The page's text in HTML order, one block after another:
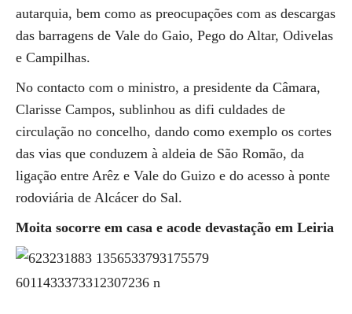
autarquia, bem como as preocupações com as descargas
das barragens de Vale do Gaio, Pego do Altar, Odivelas
e Campilhas.
No contacto com o ministro, a presidente da Câmara,
Clarisse Campos, sublinhou as difi culdades de
circulação no concelho, dando como exemplo os cortes
das vias que conduzem à aldeia de São Romão, da
ligação entre Arêz e Vale do Guizo e do acesso à ponte
rodoviária de Alcácer do Sal.
Moita socorre em casa e acode devastação em Leiria